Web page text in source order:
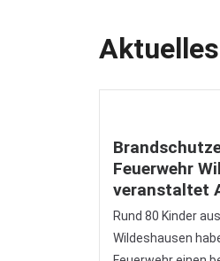
Feuerwehr
veranstaltet
Rund 80 Kinder
Wildeshausen